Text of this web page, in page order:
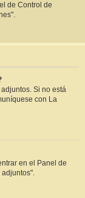
de Control de
Si no está
con La
en el Panel de